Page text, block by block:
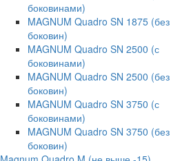
боковинами)
MAGNUM Quadro SN 1875 (без
боковин)
MAGNUM Quadro SN 2500 (с
боковинами)
MAGNUM Quadro SN 2500 (без
боковин)
MAGNUM Quadro SN 3750 (с
боковинами)
MAGNUM Quadro SN 3750 (без
боковин)